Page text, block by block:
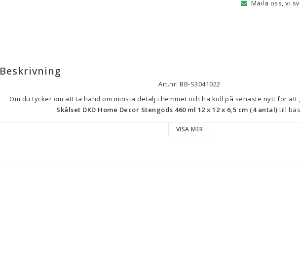
Maila oss, vi
Beskrivning
Art.nr: BB-S3041022
Skålset DKD Home Decor Stengods 460 ml 12 x 12 x 6,5 cm (4 antal) till
Viktig information: Sorterade mönster skickas slumpvis enligt
VISA MER